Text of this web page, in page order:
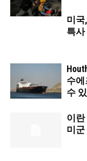
미
특
수
수
이
미